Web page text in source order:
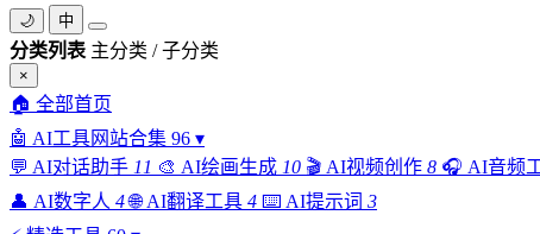
🌙 中
分类列表 主分类 / 子分类
×
🏠 全部首页
🤖 AI工具网站合集 96 ▾
💬 AI对话助手 11 🎨 AI绘画生成 10 🎬 AI视频创作 8 🎧 AI音频
👤 AI数字人 4 🌐 AI翻译工具 4 ⌨️ AI提示词 3